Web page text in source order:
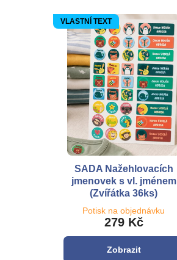
VLASTNÍ TEXT
SADA Nažehlovacích
jmenovek s vl. jménem
(Zvířátka 36ks)
Potisk na objednávku
279 Kč
Zobrazit